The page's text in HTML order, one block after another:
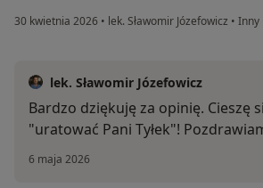
30 kwietnia 2026 • lek. Sławomir Józefowicz • Inny
lek. Sławomir Józefowicz
Bardzo dziękuję za opinię. Cieszę
"uratować Pani Tyłek"!
6 maja 2026